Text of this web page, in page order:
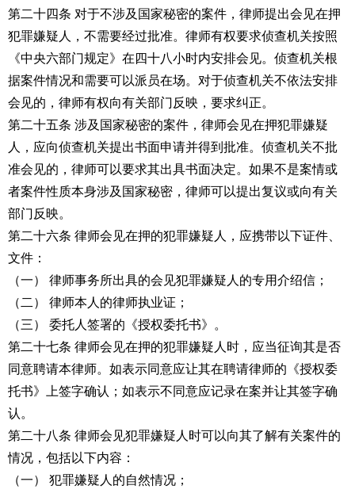
第二十四条 对于不涉及国家秘密的案件，律师提出会见在押
犯罪嫌疑人，不需要经过批准。律师有权要求侦查机关按照
《中央六部门规定》在四十八小时内安排会见。侦查机关根
据案件情况和需要可以派员在场。对于侦查机关不依法安排
会见的，律师有权向有关部门反映，要求纠正。
第二十五条 涉及国家秘密的案件，律师会见在押犯罪嫌疑
人，应向侦查机关提出书面申请并得到批准。侦查机关不批
准会见的，律师可以要求其出具书面决定。如果不是案情或
者案件性质本身涉及国家秘密，律师可以提出复议或向有关
部门反映。
第二十六条 律师会见在押的犯罪嫌疑人，应携带以下证件、
文件：
（一） 律师事务所出具的会见犯罪嫌疑人的专用介绍信；
（二） 律师本人的律师执业证；
（三） 委托人签署的《授权委托书》。
第二十七条 律师会见在押的犯罪嫌疑人时，应当征询其是否
同意聘请本律师。如表示同意应让其在聘请律师的《授权委
托书》上签字确认；如表示不同意应记录在案并让其签字确
认。
第二十八条 律师会见犯罪嫌疑人时可以向其了解有关案件的
情况，包括以下内容：
（一） 犯罪嫌疑人的自然情况；